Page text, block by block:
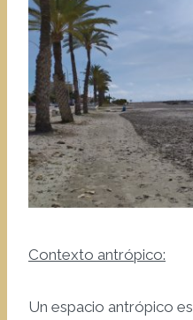
Contexto antrópico:
Un espacio antrópico